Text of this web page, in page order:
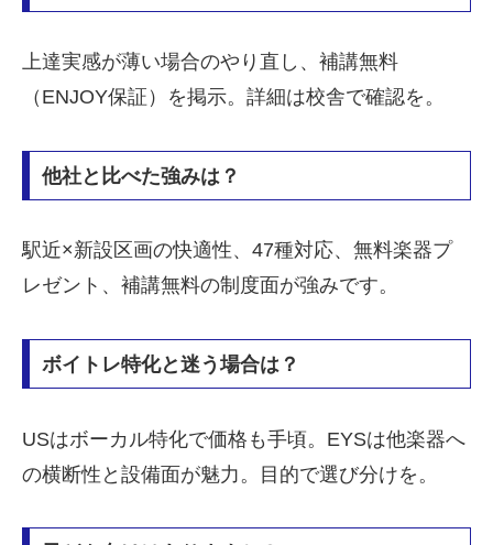
上達実感が薄い場合のやり直し、補講無料
（ENJOY保証）を掲示。詳細は校舎で確認を。
他社と比べた強みは？
駅近×新設区画の快適性、47種対応、無料楽器プ
レゼント、補講無料の制度面が強みです。
ボイトレ特化と迷う場合は？
USはボーカル特化で価格も手頃。EYSは他楽器へ
の横断性と設備面が魅力。目的で選び分けを。